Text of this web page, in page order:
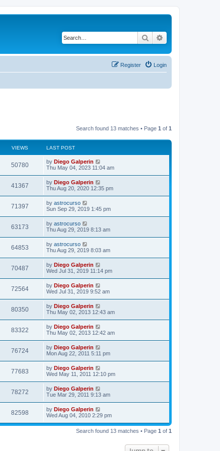
Search
Login
Register
Search found 13 matches • Page 1 of 1
VIEWS LAST POST
50780 by Diego Galperin
Thu May 04, 2023 11:04 am
41367 by Diego Galperin
Thu Aug 20, 2020 12:35 pm
71397 by astrocurso
Sun Sep 29, 2019 1:45 pm
63173 by astrocurso
Thu Aug 29, 2019 8:13 am
64853 by astrocurso
Thu Aug 29, 2019 8:03 am
70487 by Diego Galperin
Wed Jul 31, 2019 11:14 pm
72564 by Diego Galperin
Wed Jul 31, 2019 9:52 am
80350 by Diego Galperin
Thu May 02, 2013 12:43 am
83322 by Diego Galperin
Thu May 02, 2013 12:42 am
76724 by Diego Galperin
Mon Aug 22, 2011 5:11 pm
77683 by Diego Galperin
Wed May 11, 2011 12:10 pm
78272 by Diego Galperin
Tue Mar 29, 2011 9:13 am
82598 by Diego Galperin
Wed Aug 04, 2010 2:29 pm
Search found 13 matches • Page 1 of 1